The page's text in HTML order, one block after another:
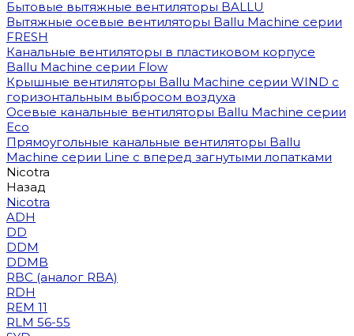
Бытовые вытяжные вентиляторы BALLU
Вытяжные осевые вентиляторы Ballu Machine серии
FRESH
Канальные вентиляторы в пластиковом корпусе
Ballu Machine серии Flow
Крышные вентиляторы Ballu Machine серии WIND с
горизонтальным выбросом воздуха
Осевые канальные вентиляторы Ballu Machine серии
Eco
Прямоугольные канальные вентиляторы Ballu
Machine серии Line с вперед загнутыми лопатками
Nicotra
Назад
Nicotra
ADH
DD
DDM
DDMB
RBC (аналог RBA)
RDH
REM 11
RLM 56-55